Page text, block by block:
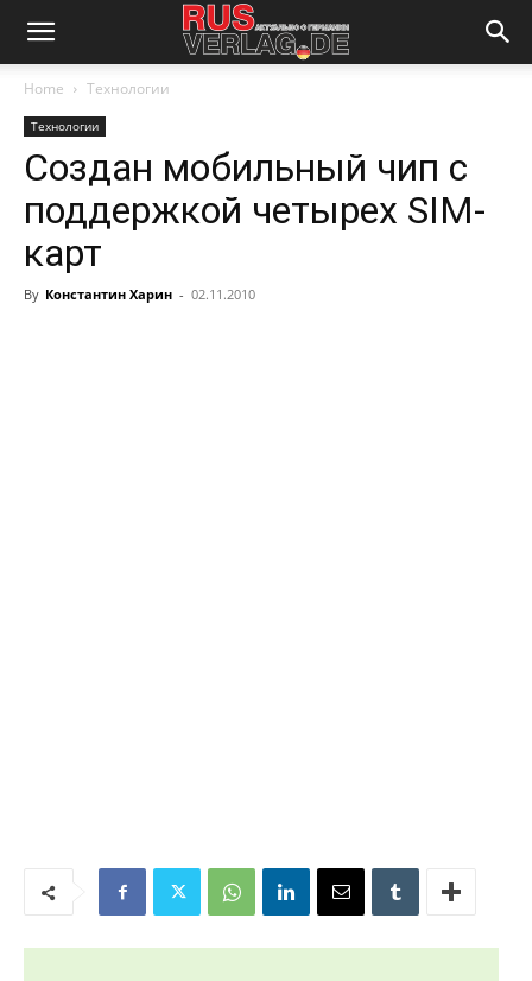
Home Технологии
Технологии
Создан мобильный чип с
поддержкой четырех SIM-
карт
By Константин Харин - 02.11.2010